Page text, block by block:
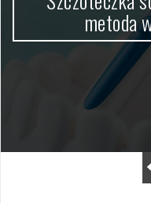
metoda